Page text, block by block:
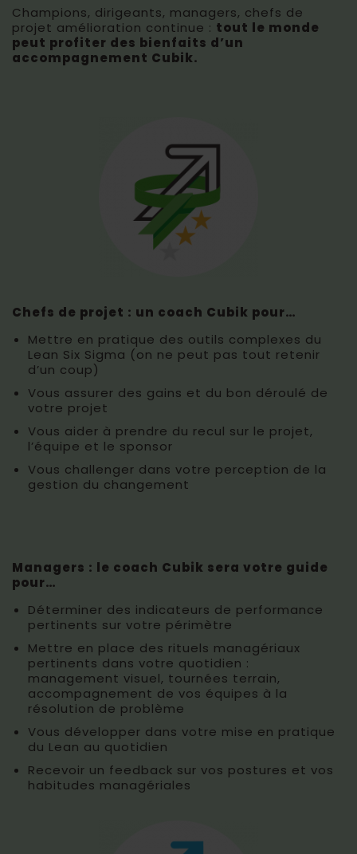
Champions, dirigeants, managers, chefs de
projet amélioration continue : tout le monde
peut profiter des bienfaits d’un
accompagnement Cubik.
Chefs de projet : un coach Cubik pour…
Mettre en pratique des outils complexes du
Lean Six Sigma (on ne peut pas tout retenir
d’un coup)
Vous assurer des gains et du bon déroulé de
votre projet
Vous aider à prendre du recul sur le projet,
l’équipe et le sponsor
Vous challenger dans votre perception de la
gestion du changement
Managers : le coach Cubik sera votre guide
pour…
Déterminer des indicateurs de performance
pertinents sur votre périmètre
Mettre en place des rituels managériaux
pertinents dans votre quotidien :
management visuel, tournées terrain,
accompagnement de vos équipes à la
résolution de problème
Vous développer dans votre mise en pratique
du Lean au quotidien
Recevoir un feedback sur vos postures et vos
habitudes managériales